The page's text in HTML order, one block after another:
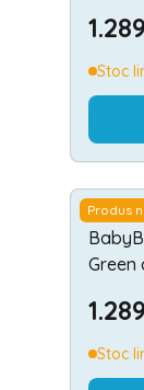
Stoc
Produs
Green
Stoc